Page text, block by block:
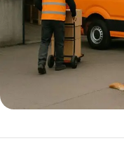
5% korting met code